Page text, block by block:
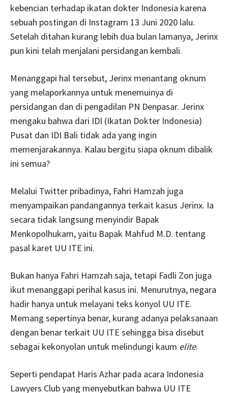
kebencian terhadap ikatan dokter Indonesia karena
sebuah postingan di Instagram 13 Juni 2020 lalu.
Setelah ditahan kurang lebih dua bulan lamanya, Jerinx
pun kini telah menjalani persidangan kembali.
Menanggapi hal tersebut, Jerinx menantang oknum
yang melaporkannya untuk menemuinya di
persidangan dan di pengadilan PN Denpasar. Jerinx
mengaku bahwa dari IDI (Ikatan Dokter Indonesia)
Pusat dan IDI Bali tidak ada yang ingin
memenjarakannya. Kalau bergitu siapa oknum dibalik
ini semua?
Melalui Twitter pribadinya, Fahri Hamzah juga
menyampaikan pandangannya terkait kasus Jerinx. Ia
secara tidak langsung menyindir Bapak
Menkopolhukam, yaitu Bapak Mahfud M.D. tentang
pasal karet UU ITE ini.
Bukan hanya Fahri Hamzah saja, tetapi Fadli Zon juga
ikut menanggapi perihal kasus ini. Menurutnya, negara
hadir hanya untuk melayani teks konyol UU ITE.
Memang sepertinya benar, kurang adanya pelaksanaan
dengan benar terkait UU ITE sehingga bisa disebut
sebagai kekonyolan untuk melindungi kaum elite.
Seperti pendapat Haris Azhar pada acara Indonesia
Lawyers Club yang menyebutkan bahwa UU ITE